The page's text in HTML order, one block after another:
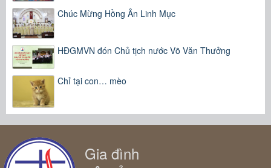
Chúc Mừng Hồng Ân Linh Mục
HĐGMVN đón Chủ tịch nước Võ Văn Thưởng
Chỉ tại con… mèo
Gia đình